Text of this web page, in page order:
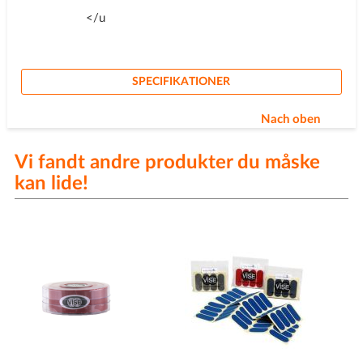
</u
SPECIFIKATIONER
Nach oben
Vi fandt andre produkter du måske
kan lide!